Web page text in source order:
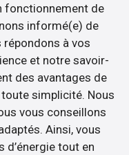
fonctionnement de
informé(e) de
répondons à vos
et notre savoir-
des avantages de
toute simplicité. Nous
vous conseillons
Ainsi, vous
tout en